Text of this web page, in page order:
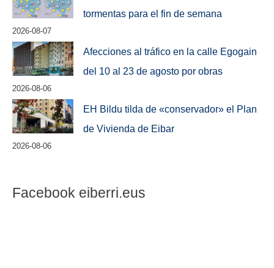
tormentas para el fin de semana
2026-08-07
Afecciones al tráfico en la calle Egogain
del 10 al 23 de agosto por obras
2026-08-06
EH Bildu tilda de «conservador» el Plan
de Vivienda de Eibar
2026-08-06
Facebook eiberri.eus